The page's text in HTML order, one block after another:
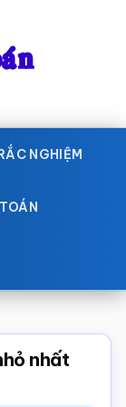
NGHIỆM
nhất